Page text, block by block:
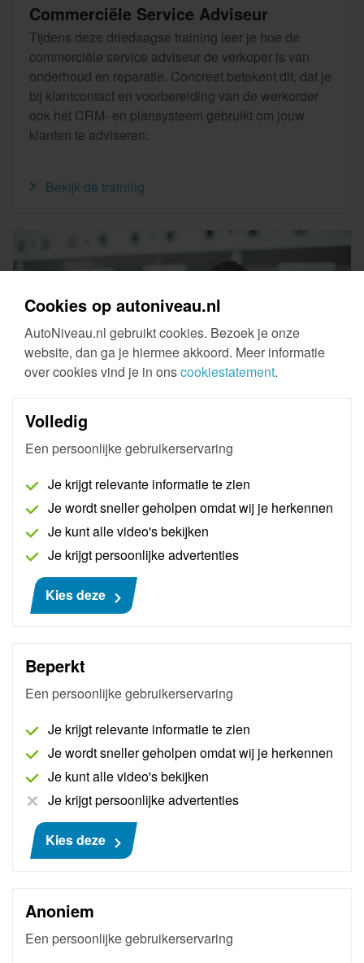
Cookies op autoniveau.nl
AutoNiveau.nl gebruikt cookies. Bezoek je onze
website, dan ga je hiermee akkoord. Meer informatie
over cookies vind je in onscookiestatement.
Volledig
Een persoonlijke gebruikerservaring
Je krijgt relevante informatie te zien
Je wordt sneller geholpen omdat wij je herkennen
Je kunt alle video's bekijken
Je krijgt persoonlijke advertenties
Kies deze
Beperkt
Een persoonlijke gebruikerservaring
Je krijgt relevante informatie te zien
Je wordt sneller geholpen omdat wij je herkennen
Je kunt alle video's bekijken
Je krijgt persoonlijke advertenties
Kies deze
Anoniem
Een persoonlijke gebruikerservaring
Commerciële Service Adviseur
Tijdens deze driedaagse training leer je hoe de
commerciële service adviseur de verkoper is van
onderhoud en reparatie. Concreet betekent dit, dat je
bij klantcontact en voorbereiding van de werkorder
ook het CRM- en plansysteem gebruikt om jouw
klanten te adviseren.
Bekijk de training
Operationeel Management
Operationeel Management biedt handvatten om als
medewerkers coachen op resultaat, cijfers
interpreteren en je medewerkerspro-actief aan
te sturen.We behandelen:people
commercieel management.
Bekijk de training
Commerciële After Sales
Werk jij in de werkplaats, bij de receptie of als
graag jouw klantgerichtheid verder ontwikkelen?
Dan is deze opleiding iets voor jou. We leggen de
focus op het bouwen aan een klant relatie.